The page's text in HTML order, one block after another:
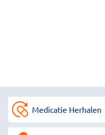
Medicatie Herhalen